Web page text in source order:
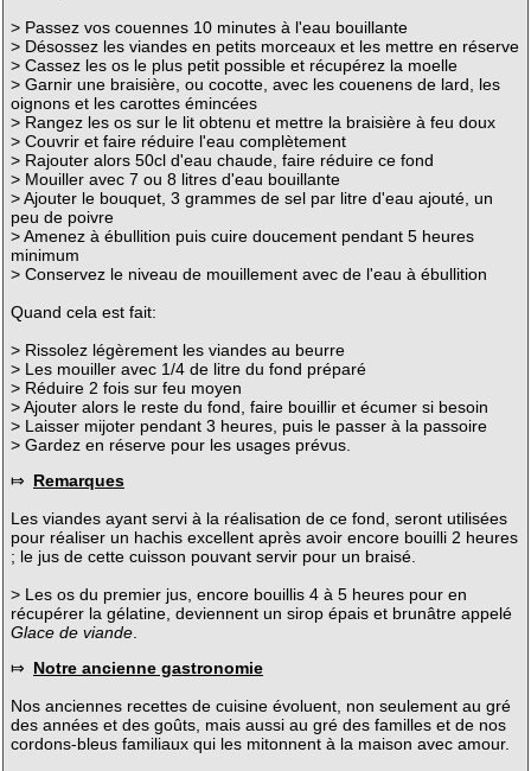
> Passez vos couennes 10 minutes à l'eau bouillante
> Désossez les viandes en petits morceaux et les mettre en réserve
> Cassez les os le plus petit possible et récupérez la moelle
> Garnir une braisière, ou cocotte, avec les couenens de lard, les
oignons et les carottes émincées
> Rangez les os sur le lit obtenu et mettre la braisière à feu doux
> Couvrir et faire réduire l'eau complètement
> Rajouter alors 50cl d'eau chaude, faire réduire ce fond
> Mouiller avec 7 ou 8 litres d'eau bouillante
> Ajouter le bouquet, 3 grammes de sel par litre d'eau ajouté, un
peu de poivre
> Amenez à ébullition puis cuire doucement pendant 5 heures
minimum
> Conservez le niveau de mouillement avec de l'eau à ébullition
Quand cela est fait:
> Rissolez légèrement les viandes au beurre
> Les mouiller avec 1/4 de litre du fond préparé
> Réduire 2 fois sur feu moyen
> Ajouter alors le reste du fond, faire bouillir et écumer si besoin
> Laisser mijoter pendant 3 heures, puis le passer à la passoire
> Gardez en réserve pour les usages prévus.
⤇ Remarques
Les viandes ayant servi à la réalisation de ce fond, seront utilisées
pour réaliser un hachis excellent après avoir encore bouilli 2 heures
; le jus de cette cuisson pouvant servir pour un braisé.
> Les os du premier jus, encore bouillis 4 à 5 heures pour en
récupérer la gélatine, deviennent un sirop épais et brunâtre appelé
Glace de viande.
⤇ Notre ancienne gastronomie
Nos anciennes recettes de cuisine évoluent, non seulement au gré
des années et des goûts, mais aussi au gré des familles et de nos
cordons-bleus familiaux qui les mitonnent à la maison avec amour.